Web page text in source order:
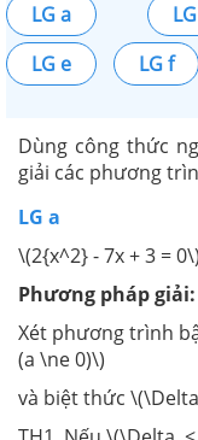
LG a
LG e
LG f
Dùng công thức
giải các phương
LG a
\(2{x^2} - 7x + 3 = 0\)
Phương pháp giải:
Xét phương trình
(a \ne 0)\)
và biệt thức